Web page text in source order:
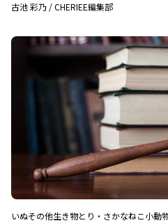
古池 彩乃 /CHERIEE編集部
いぬその他生き物とり・さかなねこ小動